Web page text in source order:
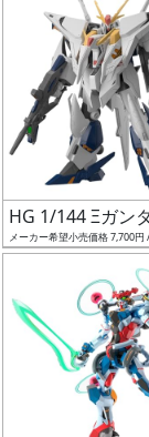
始
前
抽
選
中
在
庫
HG 1/144 Ξガン
メーカー希望小売価格 7,700円